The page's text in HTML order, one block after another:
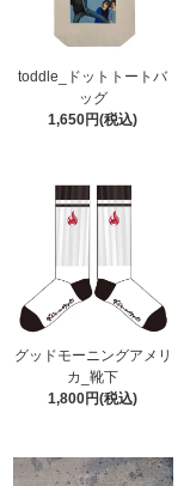
toddle_ドットトートバ
ッグ
1,650円(税込)
グッドモーニングアメリ
カ_靴下
1,800円(税込)